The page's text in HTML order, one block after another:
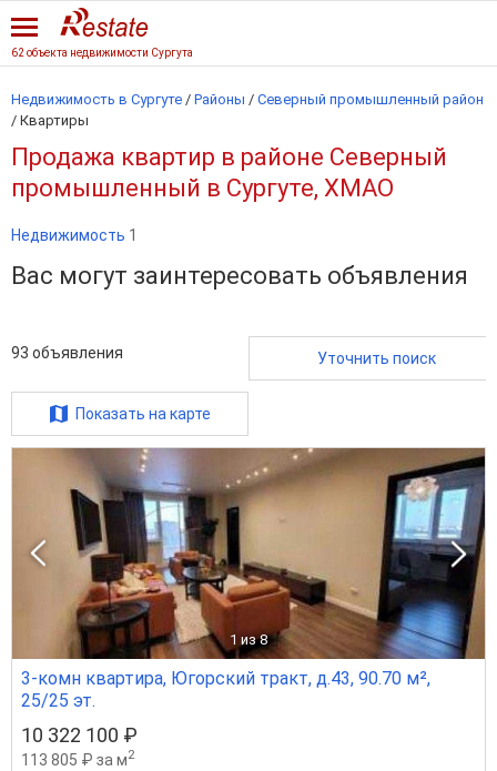
62 объекта недвижимости Сургута
Недвижимость в Сургуте / Районы / Северный промышленный район
/ Квартиры
Продажа квартир в районе Северный
промышленный в Сургуте, ХМАО
Недвижимость 1
Вас могут заинтересовать объявления
93 объявления Уточнить поиск
Показать на карте
1 из 8
3-комн квартира, Югорский тракт, д.43, 90.70 м²,
25/25 эт.
10 322 100 ₽
113 805 ₽ за м2